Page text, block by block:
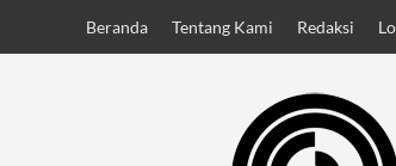
Beranda Tentang Kami Redaksi